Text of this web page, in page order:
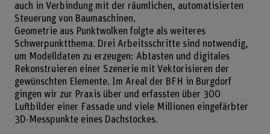
auch in Verbindung mit der räumlichen, automatisierten
Steuerung von Baumaschinen.
Geometrie aus Punktwolken folgte als weiteres
Schwerpunktthema. Drei Arbeitsschritte sind notwendig,
um Modelldaten zu erzeugen: Abtasten und digitales
Rekonstruieren einer Szenerie mit Vektorisieren der
gewünschten Elemente. Im Areal der BFH in Burgdorf
gingen wir zur Praxis über und erfassten über 300
Luftbilder einer Fassade und viele Millionen eingefärbter
3D-Messpunkte eines Dachstockes.